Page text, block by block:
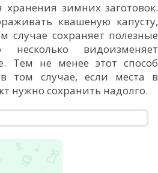
зимних заготовок.
квашеную капусту,
случае сохраняет полезные
видоизменяет
Тем не менее этот способ
том случае, если места в
нужно сохранить надолго.